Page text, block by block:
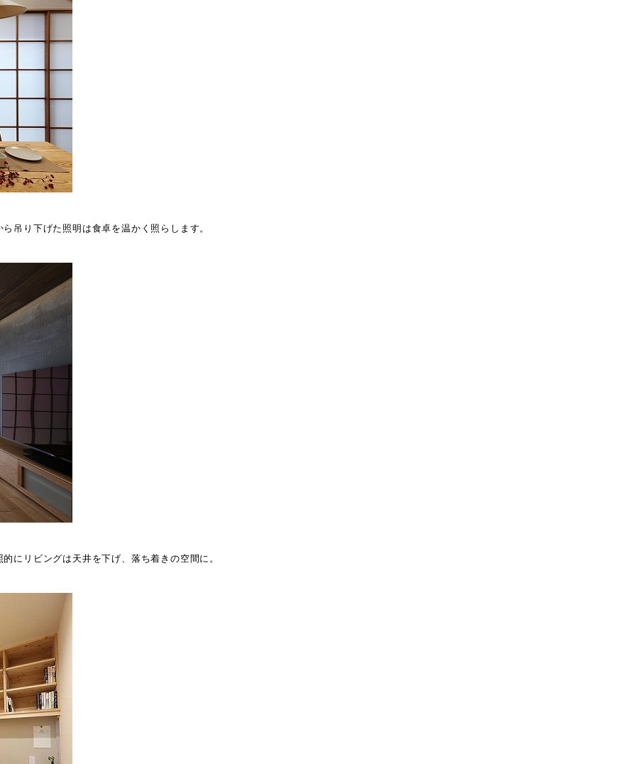
吊り下げた照明は食卓を温かく照らします。
にリビングは天井を下げ、落ち着きの空間に。